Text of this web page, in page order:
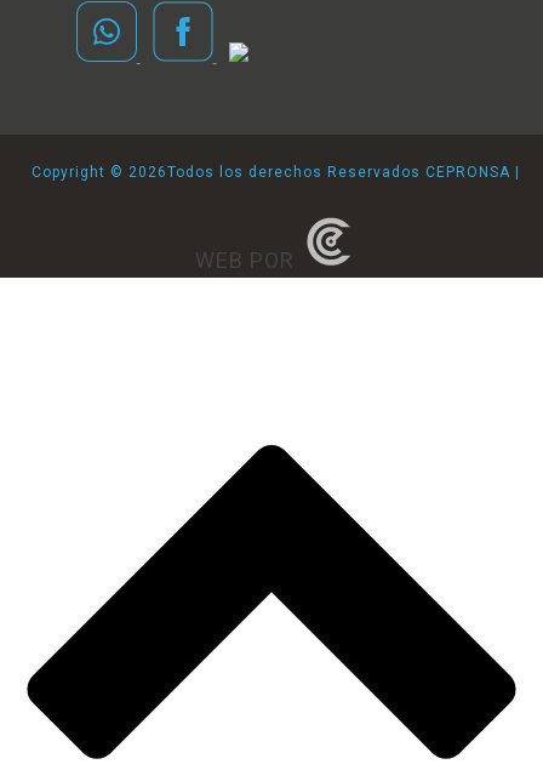
Copyright © 2026Todos los derechos Reservados CEPRONSA |
WEB POR